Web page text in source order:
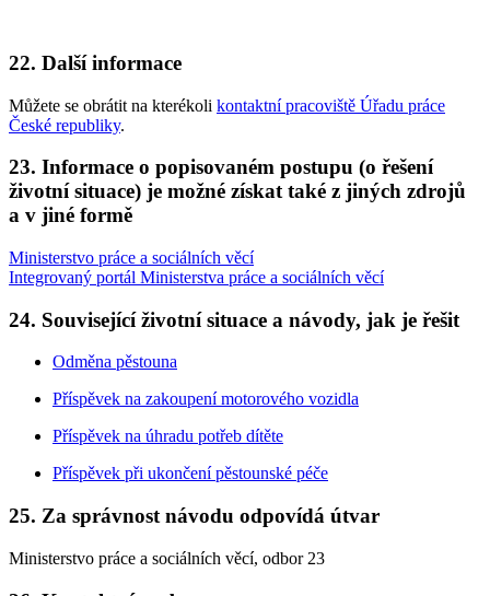
22. Další informace
Můžete se obrátit na kterékoli kontaktní pracoviště Úřadu práce
České republiky.
23. Informace o popisovaném postupu (o řešení
životní situace) je možné získat také z jiných zdrojů
a v jiné formě
Ministerstvo práce a sociálních věcí
Integrovaný portál Ministerstva práce a sociálních věcí
24. Související životní situace a návody, jak je řešit
Odměna pěstouna
Příspěvek na zakoupení motorového vozidla
Příspěvek na úhradu potřeb dítěte
Příspěvek při ukončení pěstounské péče
25. Za správnost návodu odpovídá útvar
Ministerstvo práce a sociálních věcí, odbor 23